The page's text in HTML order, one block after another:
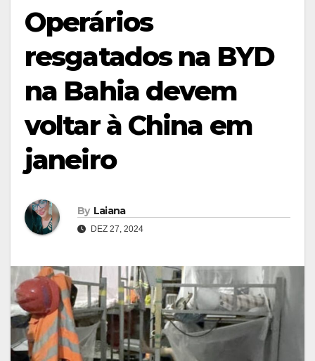
Operários
resgatados na BYD
na Bahia devem
voltar à China em
janeiro
By Laiana
DEZ 27, 2024